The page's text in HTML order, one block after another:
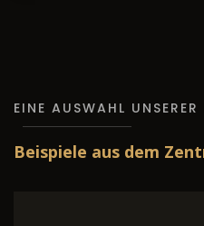
EINE AUSWAHL UNSERER
Beispiele aus dem